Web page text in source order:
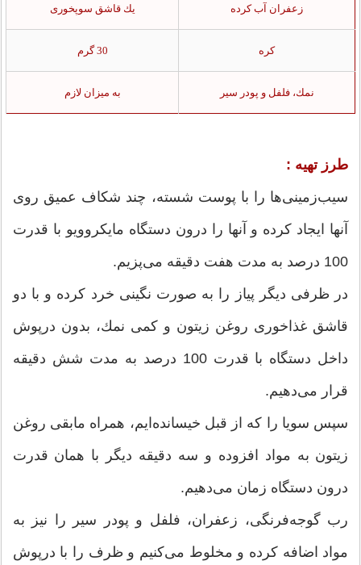
زعفران آب كرده یك قاشق سوپخوری
كره 30 گرم
نمك، فلفل و پودر سیر به میزان لازم
طرز تهیه :
سیب‌زمینی‌ها را با پوست شسته، چند شكاف عمیق روی
آنها ایجاد كرده و آنها را درون دستگاه مایكروویو با قدرت
100 درصد به مدت هفت دقیقه می‌‌پزیم.
در ظرفی دیگر پیاز را به صورت نگینی خرد كرده و با دو
قاشق غذاخوری روغن زیتون و كمی نمك، بدون درپوش
داخل دستگاه با قدرت 100 درصد به مدت شش دقیقه
قرار می‌دهیم.
سپس سویا را كه از قبل خیسانده‌ایم، همراه مابقی روغن
زیتون به مواد افزوده و سه دقیقه دیگر با همان قدرت
درون دستگاه زمان می‌دهیم.
رب گوجه‌فرنگی، زعفران، فلفل و پودر سیر را نیز به
مواد اضافه كرده و مخلوط می‌كنیم و ظرف را با درپوش